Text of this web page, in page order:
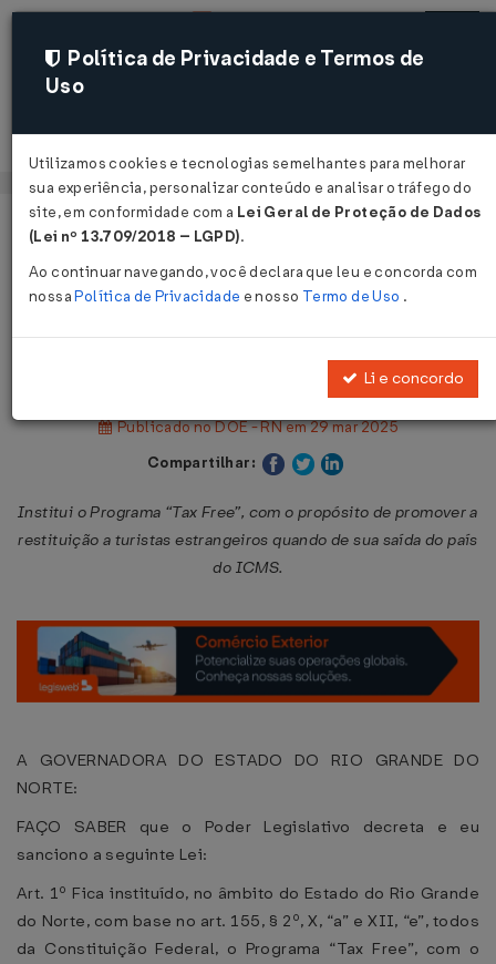
Acessar
Página Inicial
Legislações
Lei Nº 12111 DE 28/03/2025
Publicado no DOE - RN em 29 mar 2025
Compartilhar:
Institui o Programa “Tax Free”, com o propósito de promover a
restituição a turistas estrangeiros quando de sua saída do país
do ICMS.
A GOVERNADORA DO ESTADO DO RIO GRANDE DO
NORTE:
FAÇO SABER que o Poder Legislativo decreta e eu
sanciono a seguinte Lei:
Art. 1º Fica instituído, no âmbito do Estado do Rio Grande
do Norte, com base no art. 155, § 2º, X, “a” e XII, “e”, todos
da Constituição Federal, o Programa “Tax Free”, com o
Política de Privacidade e Termos de
Uso
Utilizamos cookies e tecnologias semelhantes para melhorar
sua experiência, personalizar conteúdo e analisar o tráfego do
site, em conformidade com a Lei Geral de Proteção de Dados
(Lei nº 13.709/2018 – LGPD).
Ao continuar navegando, você declara que leu e concorda com
nossaPolítica de Privacidade e nosso Termo de Uso .
Li e concordo